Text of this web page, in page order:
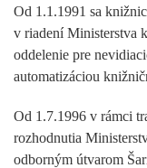
Od 1.1.1991 sa
v riadení Ministerstva
oddelenie pre
automatizáciou
Od 1.7.1996 v rámci
rozhodnutia
odborným útvarom